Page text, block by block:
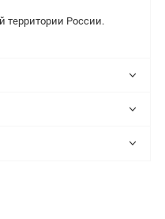
территории России.